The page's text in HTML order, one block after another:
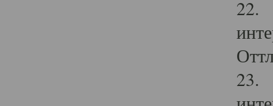
22.
23.